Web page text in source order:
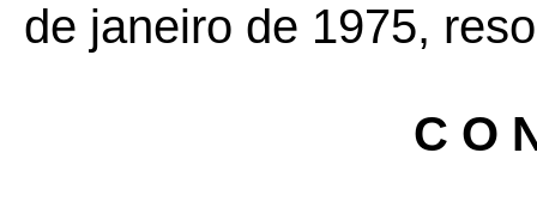
de janeiro de 1975,
C O